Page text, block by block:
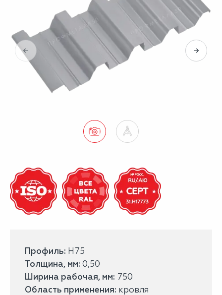
Профиль: Н75
Толщина, мм: 0,50
Ширина рабочая, мм: 750
Область применения: кровля